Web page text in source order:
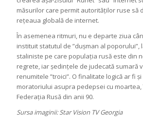
măsurilor care permit autorităților ruse să
rețeaua globală de internet.
În asemenea ritmuri, nu e departe ziua
instituit statutul de ”dușman al poporului”,
staliniste pe care populația rusă este din
regrete, iar ședințele de judecată sumară
renumitele ”troici”. O finalitate logică ar fi
moratoriului asupra pedepsei cu moartea,
Federația Rusă din anii 90.
Sursa imaginii: Star Vision TV Georgia